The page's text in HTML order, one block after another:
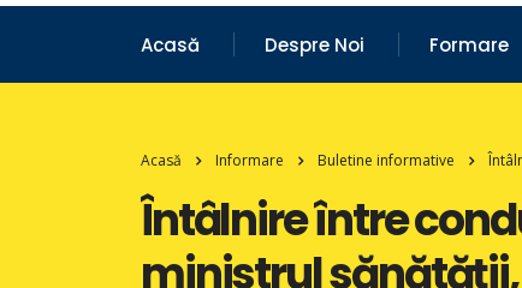
Acasă Despre Noi Formare
Acasă Informare Buletine informative
Întâlnire între
ministrul